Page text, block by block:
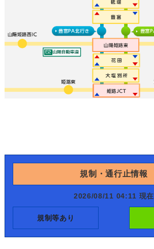
規制・通行止情報
2026/08/11 04:11 現在
規制等あり